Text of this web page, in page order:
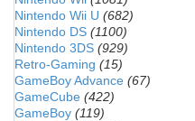
Nintendo Wii U (682)
Nintendo DS (1100)
Nintendo 3DS (929)
Retro-Gaming (15)
GameBoy Advance (67)
GameCube (422)
GameBoy (119)